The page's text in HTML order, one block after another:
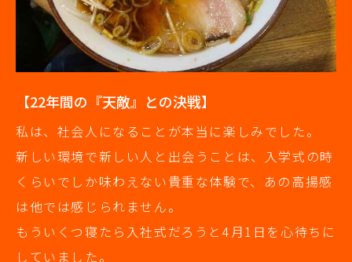
【22年間の『天敵』との決戦】
私は、社会人になることが本当に楽しみでした。
新しい環境で新しい人と出会うことは、入学式の時
くらいでしか味わえない貴重な体験で、あの高揚感
は他では感じられません。
もういくつ寝たら入社式だろうと4月1日を心待ちに
していました。